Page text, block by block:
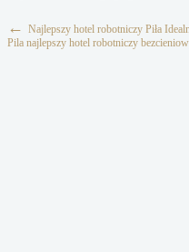
← Najlepszy hotel robotniczy Piła
Pila najlepszy hotel robotniczy